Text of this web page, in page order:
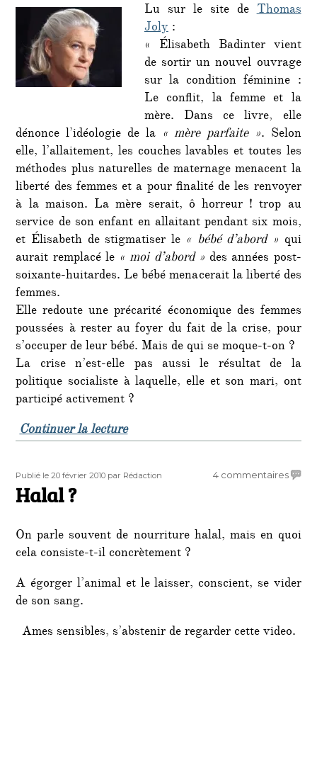
des
Lu sur le site deThomas
Joly:
« Élisabeth Badinter vient
de sortir un nouvel ouvrage
sur la condition féminine :
Le conflit, la femme et la
mère. Dans ce livre, elle
dénonce l’idéologie de la « mère parfaite ». Selon
elle, l’allaitement, les couches lavables et toutes les
méthodes plus naturelles de maternage menacent la
liberté des femmes et a pour finalité de les renvoyer
à la maison. La mère serait, ô horreur ! trop au
service de son enfant en allaitant pendant six mois,
et Élisabeth de stigmatiser le « bébé d’abord » qui
aurait remplacé le « moi d’abord » des années post-
soixante-huitardes. Le bébé menacerait la liberté des
femmes.
Elle redoute une précarité économique des femmes
poussées à rester au foyer du fait de la crise, pour
s’occuper de leur bébé. Mais de qui se moque-t-on ?
La crise n’est-elle pas aussi le résultat de la
politique socialiste à laquelle, elle et son mari, ont
participé activement ?
Continuer la lecturede « La dé-fête des mères »
Publié
le
Publié le 20 février 2010 Auteur
par Rédaction 4 commentairessur
Halal ?
On parle souvent de nourriture halal, mais en quoi
cela consiste-t-il concrètement ?
A égorger l’animal et le laisser, conscient, se vider
de son sang.
Ames sensibles, s’abstenir de regarder cette video.